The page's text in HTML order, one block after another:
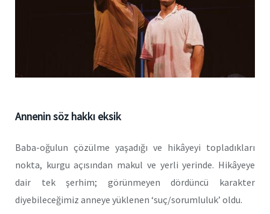
Annenin söz hakkı eksik
Baba-oğulun çözülme yaşadığı ve hikâyeyi topladıkları
nokta, kurgu açısından makul ve yerli yerinde. Hikâyeye
dair tek şerhim; görünmeyen dördüncü karakter
diyebileceğimiz anneye yüklenen ‘suç/sorumluluk’ oldu.